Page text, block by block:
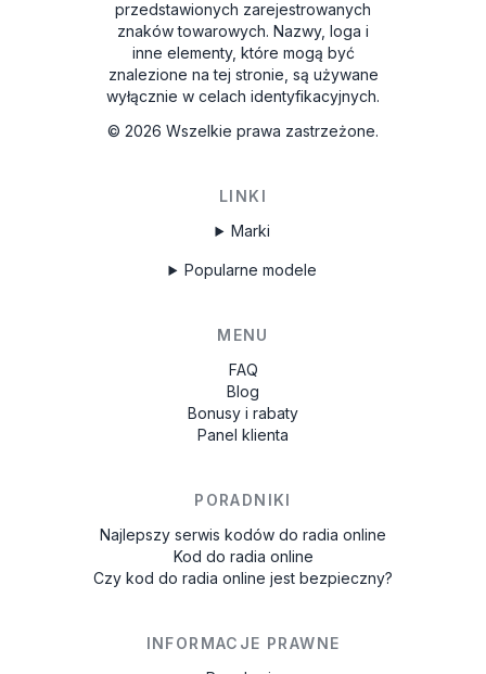
przedstawionych zarejestrowanych
znaków towarowych. Nazwy, loga i
inne elementy, które mogą być
znalezione na tej stronie, są używane
wyłącznie w celach identyfikacyjnych.
© 2026 Wszelkie prawa zastrzeżone.
LINKI
Marki
Popularne modele
MENU
FAQ
Blog
Bonusy i rabaty
Panel klienta
PORADNIKI
Najlepszy serwis kodów do radia online
Kod do radia online
Czy kod do radia online jest bezpieczny?
INFORMACJE PRAWNE